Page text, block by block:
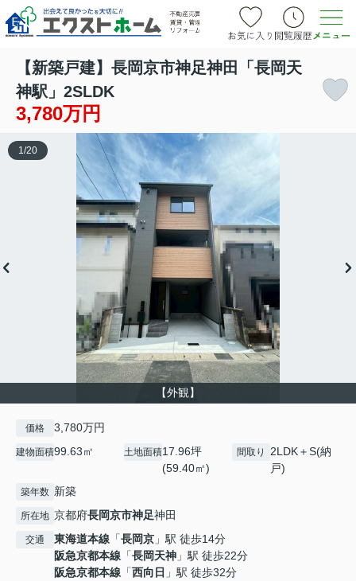
【新築戸建】長岡京市神足神田「長岡天
神駅」2SLDK
3,780万円
【外観】
1 /20
価格 3,780万円
建物面積99.63㎡ 土地面積17.96坪
(59.40㎡)
間取り
2LDK＋S(納
戸)
築年数 新築
所在地 京都府長岡京市神足神田
交通 東海道本線 「長岡京 」駅 徒歩14分
阪急京都本線 「長岡天神 」駅 徒歩22分
阪急京都本線 「西向日 」駅 徒歩32分